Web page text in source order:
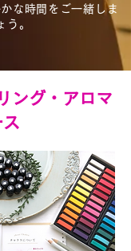
な時間をご一緒しま
う。
ング・アロマ